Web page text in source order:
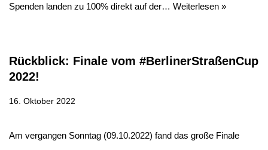
Spenden landen zu 100% direkt auf der… Weiterlesen »
Rückblick: Finale vom #BerlinerStraßenCup
2022!
16. Oktober 2022
Am vergangen Sonntag (09.10.2022) fand das große Finale